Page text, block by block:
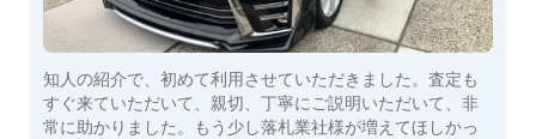
知人の紹介で、初めて利用させていただきました。査定も
すぐ来ていただいて、親切、丁寧にご説明いただいて、非
常に助かりました。もう少し落札業社様が増えてほしかっ